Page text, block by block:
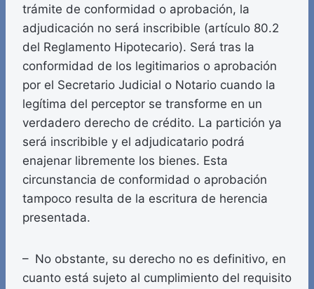
trámite de conformidad o aprobación, la
adjudicación no será inscribible (artículo 80.2
del Reglamento Hipotecario). Será tras la
conformidad de los legitimarios o aprobación
por el Secretario Judicial o Notario cuando la
legítima del perceptor se transforme en un
verdadero derecho de crédito. La partición ya
será inscribible y el adjudicatario podrá
enajenar libremente los bienes. Esta
circunstancia de conformidad o aprobación
tampoco resulta de la escritura de herencia
presentada.
– No obstante, su derecho no es definitivo, en
cuanto está sujeto al cumplimiento del requisito